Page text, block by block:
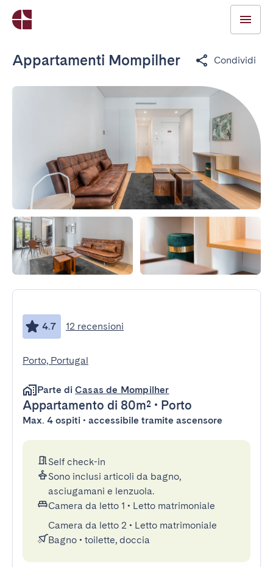
Appartamenti Mompilher Condividi
4.7 12 recensioni
Porto, Portugal
Parte di Casas de Mompilher
Appartamento di 80m² • Porto
Max. 4 ospiti • accessibile tramite ascensore
Self check-in
Sono inclusi articoli da bagno,
asciugamani e lenzuola.
Camera da letto 1 • Letto matrimoniale
Camera da letto 2 • Letto matrimoniale
Bagno • toilette, doccia